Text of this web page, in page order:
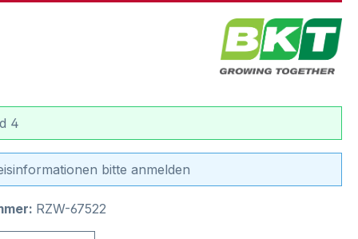
4
bitte anmelden
RZW-67522